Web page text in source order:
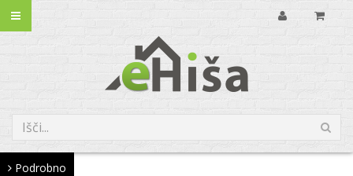
Podrobno